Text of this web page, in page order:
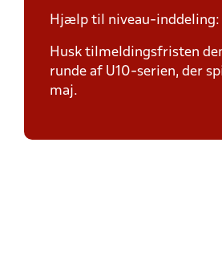
Hjælp til niveau-inddeling:
Husk tilmeldingsfristen
runde af U10-serien, der
maj.